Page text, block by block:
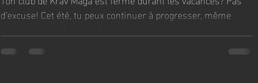
soleil.
d’excuse! Cet été, tu peux continuer à progresser, même
quand tu veux 🏖️ Zéro blabla, que du concret pour rester en